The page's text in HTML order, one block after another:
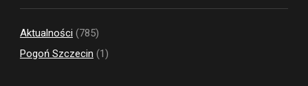
Aktualności (785)
Pogoń Szczecin (1)